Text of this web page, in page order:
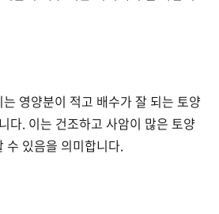
영양분이 적고 배수가 잘 되는 토양
다. 이는 건조하고 사암이 많은 토양
수 있음을 의미합니다.